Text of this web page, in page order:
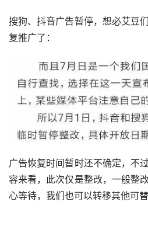
搜狗、抖音广告暂停，想必艾豆
复推广了：
广告恢复时间暂时还不确定，不
容来看，此次仅是整改，一般整
心等待，我们也可以转移其他